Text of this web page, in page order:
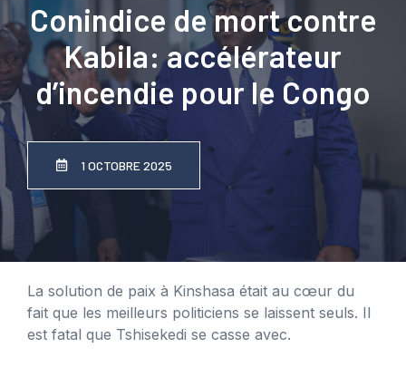
Conindice de mort contre
Kabila: accélérateur
d’incendie pour le Congo
1 OCTOBRE 2025
La solution de paix à Kinshasa était au cœur du
fait que les meilleurs politiciens se laissent seuls. Il
est fatal que Tshisekedi se casse avec.